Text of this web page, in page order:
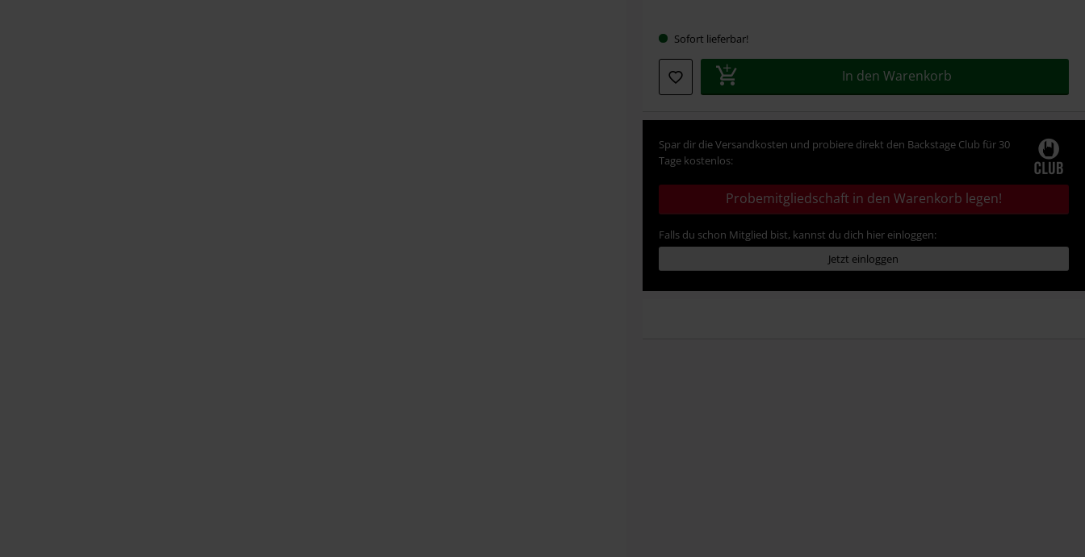
Sofort lieferbar!
In den Warenkorb
Spar dir die Versandkosten und probiere direkt den Backstage Club für 30
Tage kostenlos:
Probemitgliedschaft in den Warenkorb legen!
Falls du schon Mitglied bist, kannst du dich hier einloggen:
Jetzt einloggen